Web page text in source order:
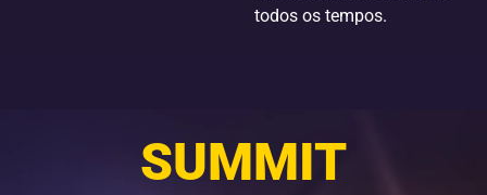
todos os tempos.
SUMMIT